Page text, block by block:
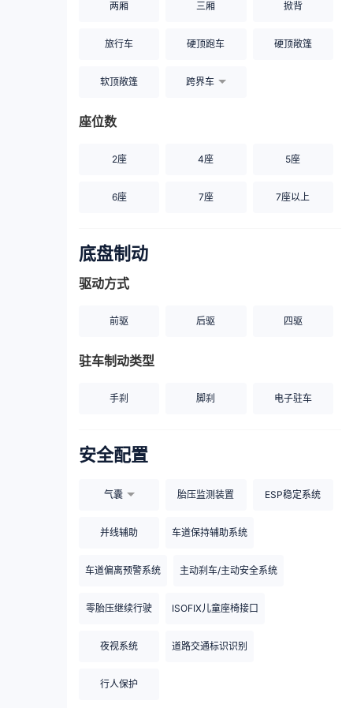
两厢 三厢 掀背
旅行车 硬顶跑车 硬顶敞篷
软顶敞篷 跨界车
座位数
2座 4座 5座
6座 7座 7座以上
底盘制动
驱动方式
前驱 后驱 四驱
驻车制动类型
手刹 脚刹 电子驻车
安全配置
气囊 胎压监测装置 ESP稳定系统
并线辅助 车道保持辅助系统
车道偏离预警系统 主动刹车/主动安全系统
零胎压继续行驶 ISOFIX儿童座椅接口
夜视系统 道路交通标识识别
行人保护